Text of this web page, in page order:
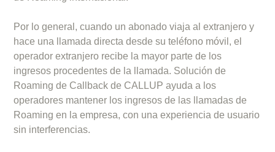
Por lo general, cuando un abonado viaja al extranjero y
hace una llamada directa desde su teléfono móvil, el
operador extranjero recibe la mayor parte de los
ingresos procedentes de la llamada. Solución de
Roaming de Callback de CALLUP ayuda a los
operadores mantener los ingresos de las llamadas de
Roaming en la empresa, con una experiencia de usuario
sin interferencias.